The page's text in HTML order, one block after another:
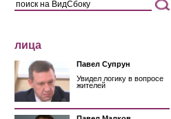
лица
Павел Супрун
Увидел логику в вопросе
жителей